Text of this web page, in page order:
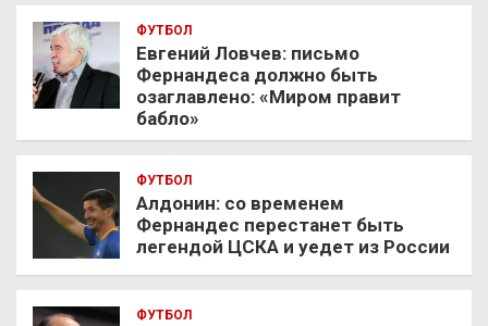
ФУТБОЛ
Евгений Ловчев: письмо
Фернандеса должно быть
озаглавлено: «Миром правит
бабло»
ФУТБОЛ
Алдонин: со временем
Фернандес перестанет быть
легендой ЦСКА и уедет из России
ФУТБОЛ